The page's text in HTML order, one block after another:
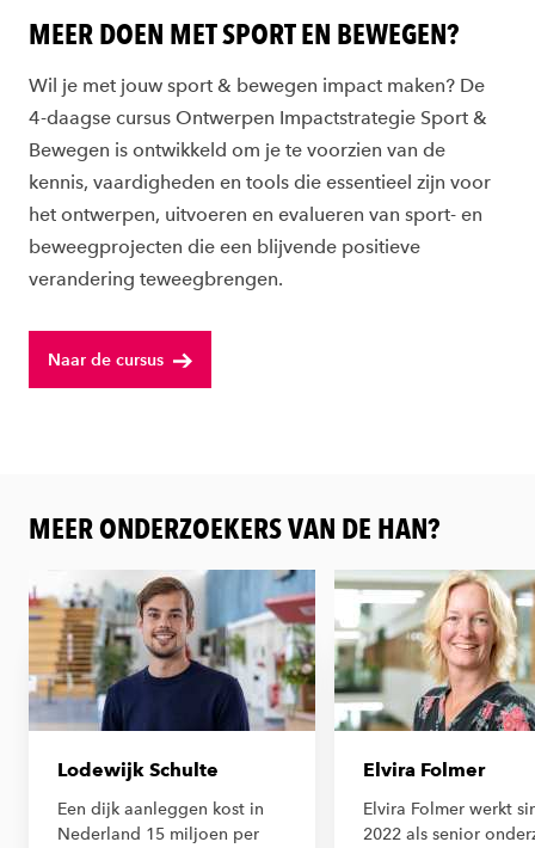
MEER DOEN MET SPORT EN BEWEGEN?
Wil je met jouw sport & bewegen impact maken? De
4-daagse cursus Ontwerpen Impactstrategie Sport &
Bewegen is ontwikkeld om je te voorzien van de
kennis, vaardigheden en tools die essentieel zijn voor
het ontwerpen, uitvoeren en evalueren van sport- en
beweegprojecten die een blijvende positieve
verandering teweegbrengen.
Naar de cursus
MEER ONDERZOEKERS VAN DE HAN?
Lodewijk Schulte
Een dijk aanleggen kost in
Nederland 15 miljoen per
Elvira Folmer
Elvira Folmer werkt
2022 als senior